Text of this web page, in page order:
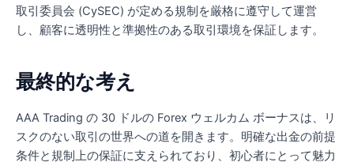
取引委員会 (CySEC) が定める規制を厳格に遵守して運営
し、顧客に透明性と準拠性のある取引環境を保証します。
最終的な考え
AAA Trading の 30 ドルの Forex ウェルカム ボーナスは、リ
スクのない取引の世界への道を開きます。明確な出金の前提
条件と規制上の保証に支えられており、初心者にとって魅力